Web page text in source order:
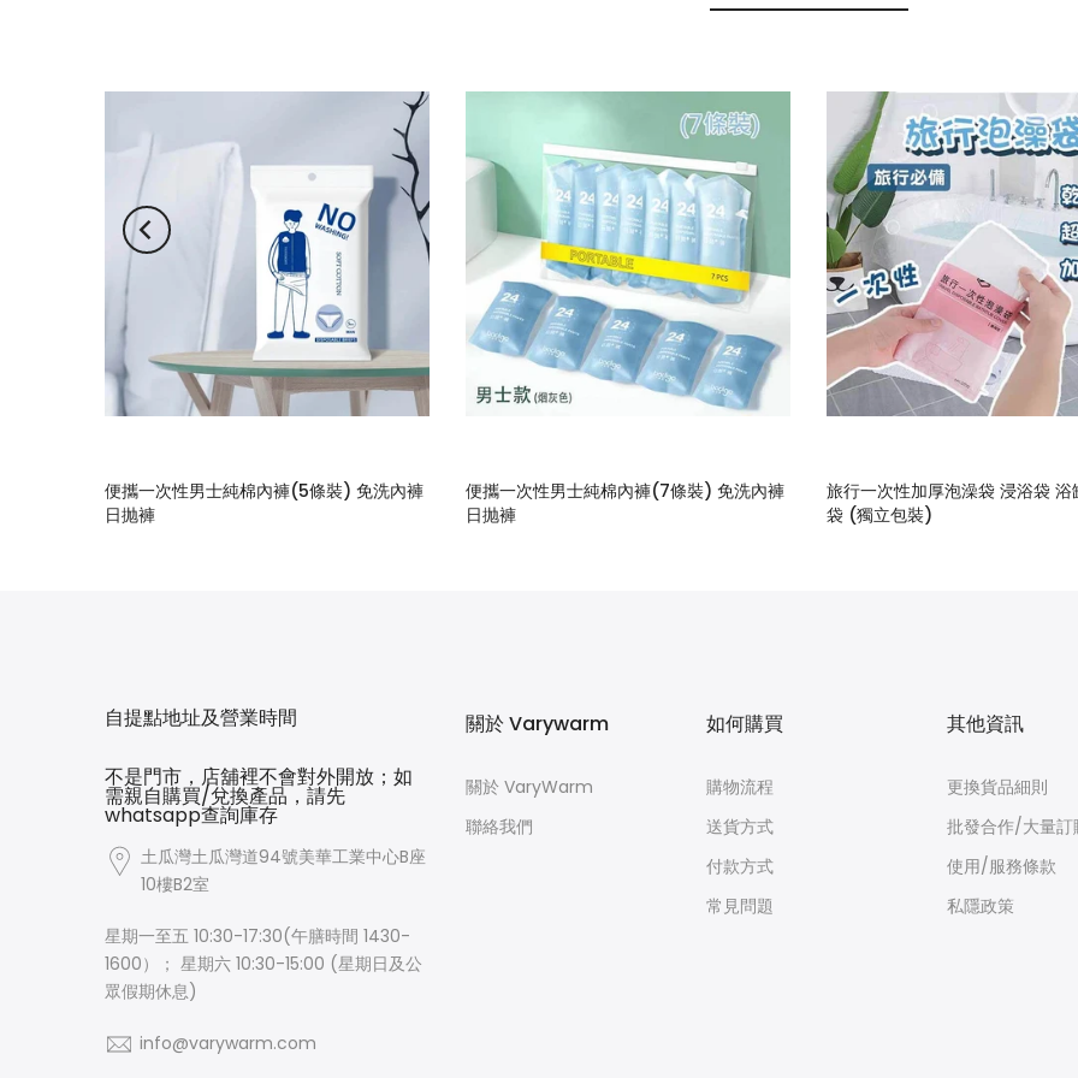
便攜一次性男士純棉內褲(5條裝) 免洗內褲
日抛褲
便攜一次性男士純棉內褲(7條裝) 免洗內褲
日抛褲
旅行一次性加厚泡澡袋 浸浴袋 浴
袋 (獨立包裝)
自提點地址及營業時間
不是門市，店舖裡不會對外開放；如
需親自購買/兌換產品，請先
whatsapp查詢庫存
土瓜灣土瓜灣道94號美華工業中心B座
10樓B2室
星期一至五 10:30-17:30(午膳時間 1430-
1600）； 星期六 10:30-15:00 (星期日及公
眾假期休息)
info@varywarm.com
關於 Varywarm
關於 VaryWarm
聯絡我們
如何購買
購物流程
送貨方式
付款方式
常見問題
其他資訊
更換貨品細則
批發合作/大量訂
使用/服務條款
私隱政策